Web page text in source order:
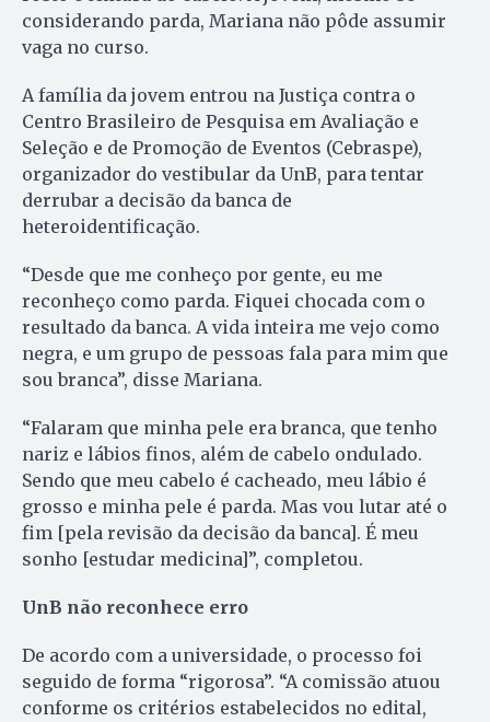
considerando parda, Mariana não pôde assumir
vaga no curso.
A família da jovem entrou na Justiça contra o
Centro Brasileiro de Pesquisa em Avaliação e
Seleção e de Promoção de Eventos (Cebraspe),
organizador do vestibular da UnB, para tentar
derrubar a decisão da banca de
heteroidentificação.
“Desde que me conheço por gente, eu me
reconheço como parda. Fiquei chocada com o
resultado da banca. A vida inteira me vejo como
negra, e um grupo de pessoas fala para mim que
sou branca”, disse Mariana.
“Falaram que minha pele era branca, que tenho
nariz e lábios finos, além de cabelo ondulado.
Sendo que meu cabelo é cacheado, meu lábio é
grosso e minha pele é parda. Mas vou lutar até o
fim [pela revisão da decisão da banca]. É meu
sonho [estudar medicina]”, completou.
UnB não reconhece erro
De acordo com a universidade, o processo foi
seguido de forma “rigorosa”. “A comissão atuou
conforme os critérios estabelecidos no edital,